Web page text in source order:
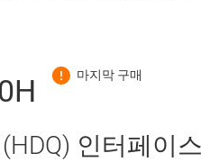
RF 및 마이크로파
데이터 컨버터 배터리
인터페이